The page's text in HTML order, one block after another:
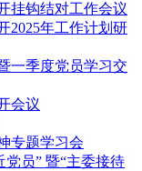
挂钩结对工作会议
2025年工作计划研
一季度党员学习交
会议
专题学习会
党员” 暨“主委接待